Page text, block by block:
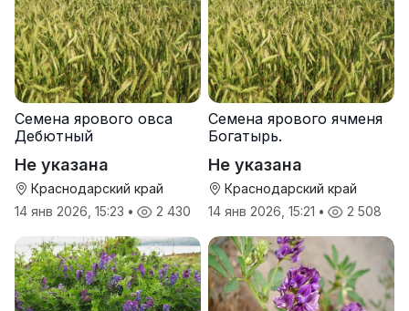
Семена ярового овса
Дебютный
Не указана
Краснодарский край
14 янв 2026, 15:23 • 2 430
Семена ярового ячменя
Богатырь.
Не указана
Краснодарский край
14 янв 2026, 15:21 • 2 508